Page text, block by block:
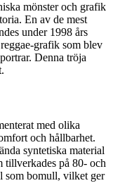
mönster och grafik
En av de mest
under 1998 års
grafik som blev
Denna tröja
med olika
och hållbarhet.
syntetiska material
tillverkades på 80- och
som bomull, vilket ger